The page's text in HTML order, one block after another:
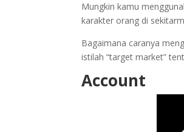
Mungkin kamu
karakter orang di
Bagaimana caranya
istilah “target market”
Account